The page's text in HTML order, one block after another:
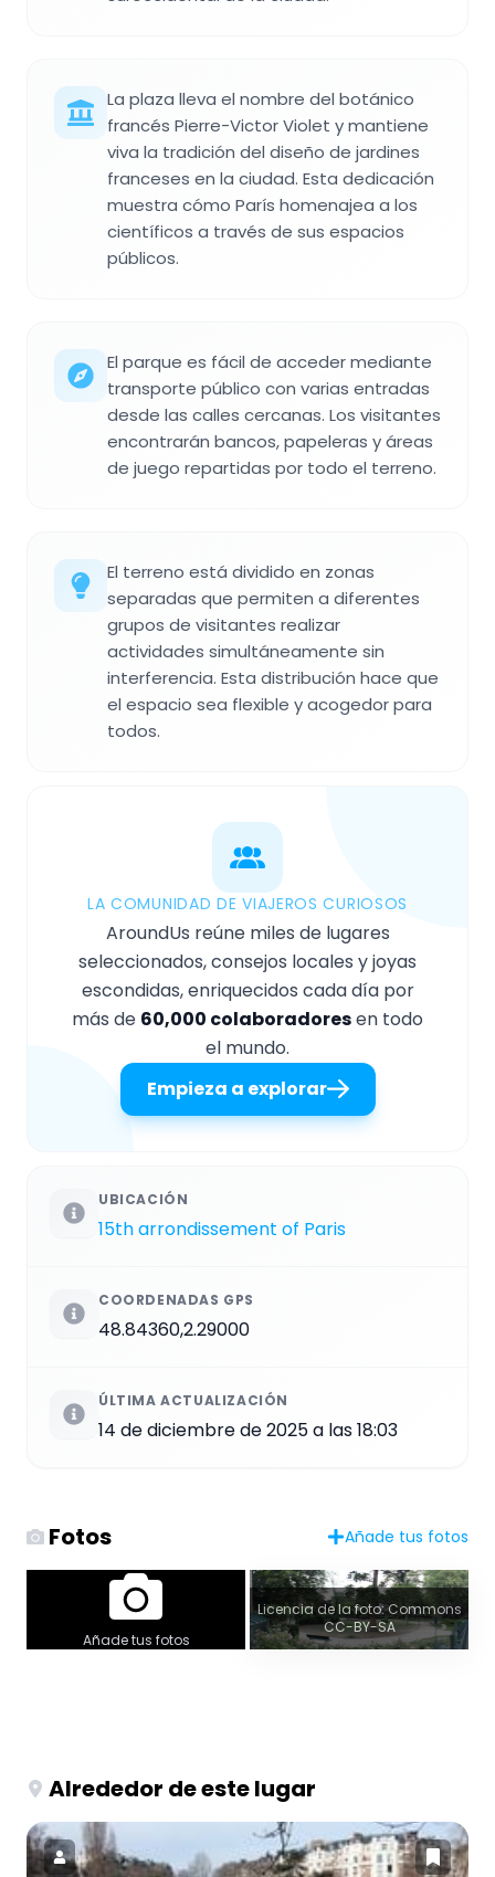
La plaza lleva el nombre del botánico
francés Pierre-Victor Violet y mantiene
viva la tradición del diseño de jardines
franceses en la ciudad. Esta dedicación
muestra cómo París homenajea a los
científicos a través de sus espacios
públicos.
El parque es fácil de acceder mediante
transporte público con varias entradas
desde las calles cercanas. Los visitantes
encontrarán bancos, papeleras y áreas
de juego repartidas por todo el terreno.
El terreno está dividido en zonas
separadas que permiten a diferentes
grupos de visitantes realizar
actividades simultáneamente sin
interferencia. Esta distribución hace que
el espacio sea flexible y acogedor para
todos.
LA COMUNIDAD DE VIAJEROS CURIOSOS
AroundUs reúne miles de lugares
seleccionados, consejos locales y joyas
escondidas, enriquecidos cada día por
más de 60,000 colaboradoresen todo
el mundo.
Empieza a explorar
UBICACIÓN
15th arrondissement of Paris
COORDENADAS GPS
48.84360,2.29000
ÚLTIMA ACTUALIZACIÓN
14 de diciembre de 2025 a las 18:03
Fotos Añade tus fotos
Añade tus fotos
Licencia de la foto: Commons
CC-BY-SA
Alrededor de este lugar